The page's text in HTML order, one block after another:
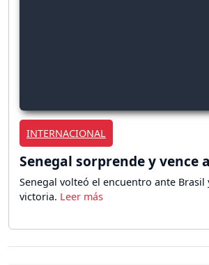
INTERNACIONAL
Senegal sorprende y vence
Senegal volteó el encuentro ante Brasil
victoria.